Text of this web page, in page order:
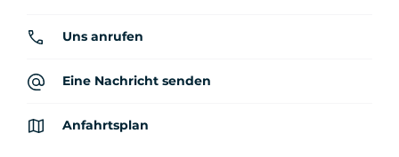
Uns anrufen
Eine Nachricht senden
Anfahrtsplan